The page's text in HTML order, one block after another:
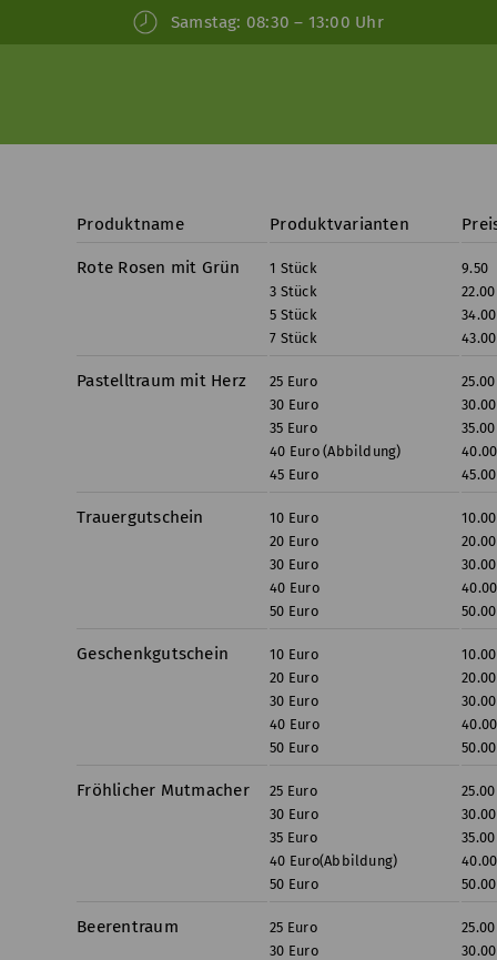
Samstag: 08:30 – 13:00 Uhr
Produktname Produktvarianten
Rote Rosen mit Grün
1 Stück
3 Stück
5 Stück
7 Stück
9.50
22.00
34.00
43.00
Pastelltraum mit Herz
25 Euro
30 Euro
35 Euro
40 Euro (Abbildung)
45 Euro
25.00
30.00
35.00
45.00
Trauergutschein
10 Euro
20 Euro
30 Euro
40 Euro
50 Euro
10.00
20.00
30.00
40.00
50.00
Geschenkgutschein
10 Euro
20 Euro
30 Euro
40 Euro
50 Euro
10.00
20.00
30.00
40.00
50.00
Fröhlicher Mutmacher
25 Euro
30 Euro
35 Euro
40 Euro(Abbildung)
50 Euro
25.00
30.00
35.00
40.00
50.00
Beerentraum
25 Euro
30 Euro
25.00
30.00